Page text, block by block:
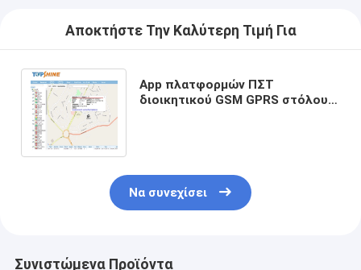
Αποκτήστε Την Καλύτερη Τιμή Για
App πλατφορμών ΠΣΤ
διοικητικού GSM GPRS στόλου
Να συνεχίσει
Συνιστώμενα Προϊόντα